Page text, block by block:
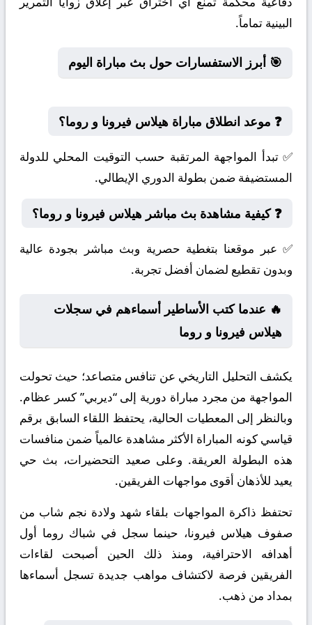
البينية تماماً.
🎯 أبرز الاستفسارات حول بث مباراة اليوم
❓ موعد انطلاق مباراة هيلاس فيرونا و روما؟
✅ تبدأ المواجهة المرتقبة حسب التوقيت المحلي للدولة
المستضيفة ضمن بطولة الدوري الإيطالي.
❓ كيفية مشاهدة بث مباشر هيلاس فيرونا و روما؟
✅ عبر موقعنا بتغطية حصرية وبث مباشر بجودة عالية
وبدون تقطيع لضمان أفضل تجربة.
🔥 عندما كتب الأساطير أسماءهم في سجلات
هيلاس فيرونا و روما
يكشف التحليل التاريخي عن تنافس متصاعد؛ حيث تحولت
المواجهة من مجرد مباراة دورية إلى “ديربي” كسر عظام.
وبالنظر إلى المعطيات الحالية، يحتفظ اللقاء السابق برقم
قياسي كونه المباراة الأكثر مشاهدة عالمياً ضمن منافسات
هذه البطولة العريقة. وعلى صعيد التحضيرات، بث حي
يعيد للأذهان أقوى مواجهات الفريقين.
تحتفظ ذاكرة المواجهات بلقاء شهد ولادة نجم شاب من
صفوف هيلاس فيرونا، حينما سجل في شباك روما أول
أهدافه الاحترافية، ومنذ ذلك الحين أصبحت لقاءات
الفريقين فرصة لاكتشاف مواهب جديدة تسجل أسماءها
بمداد من ذهب.